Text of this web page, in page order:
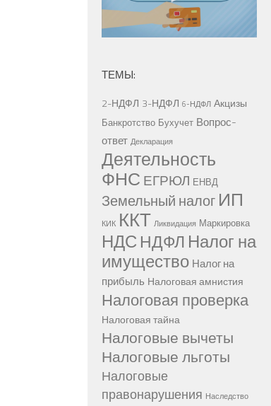
ТЕМЫ:
2-НДФЛ 3-НДФЛ 6-НДФЛ Акцизы
Банкротство Бухучет Вопрос-
ответ Декларация
Деятельность
ФНС ЕГРЮЛ ЕНВД
Земельный налог ИП
КИК ККТ Ликвидация Маркировка
НДС НДФЛ Налог на
имущество Налог на
прибыль Налоговая амнистия
Налоговая проверка
Налоговая тайна
Налоговые вычеты
Налоговые льготы
Налоговые
правонарушения Наследство